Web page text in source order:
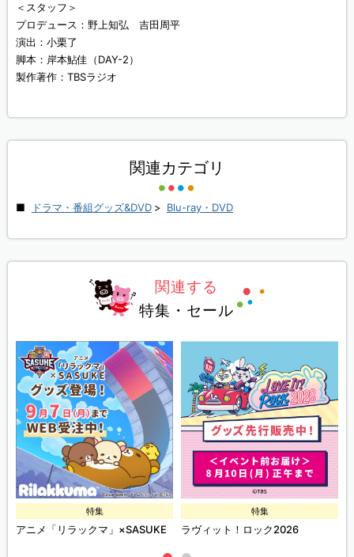
＜スタッフ＞
プロデュース：野上知弘 吉田周平
演出：小栗了
脚本：岸本鮎佳（DAY-2）
製作著作：TBSラジオ
関連カテゴリ
ドラマ・番組グッズ&DVD > Blu-ray・DVD
関連する
特集・セール
特集
アニメ「リラックマ」×SASUKE
特集
ラヴィット！ロック2026